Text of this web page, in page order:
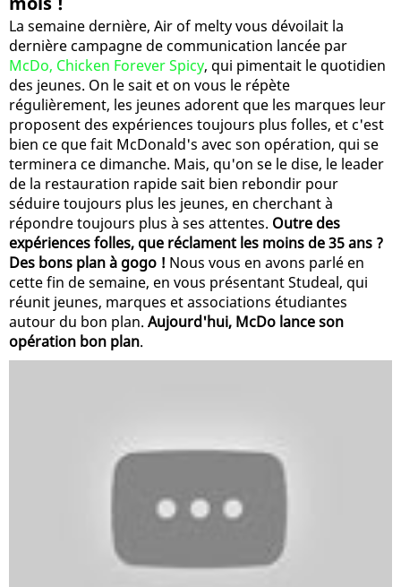
La semaine dernière, Air of melty vous dévoilait la
dernière campagne de communication lancée par
McDo, Chicken Forever Spicy, qui pimentait le quotidien
des jeunes. On le sait et on vous le répète
régulièrement, les jeunes adorent que les marques leur
proposent des expériences toujours plus folles, et c'est
bien ce que fait McDonald's avec son opération, qui se
terminera ce dimanche. Mais, qu'on se le dise, le leader
de la restauration rapide sait bien rebondir pour
séduire toujours plus les jeunes, en cherchant à
répondre toujours plus à ses attentes. Outre des
expériences folles, que réclament les moins de 35 ans ?
Des bons plan à gogo ! Nous vous en avons parlé en
cette fin de semaine, en vous présentant Studeal, qui
réunit jeunes, marques et associations étudiantes
autour du bon plan. Aujourd'hui, McDo lance son
opération bon plan.